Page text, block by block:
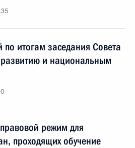
по итогам заседания Совета
развитию и национальным
режим для
проходящих обучение